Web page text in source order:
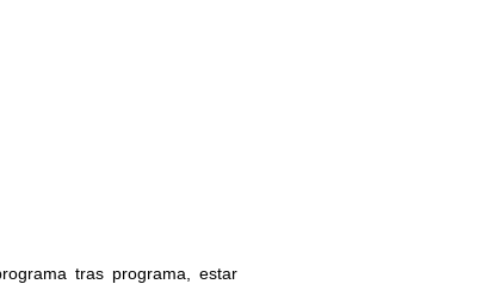
tras programa, estar